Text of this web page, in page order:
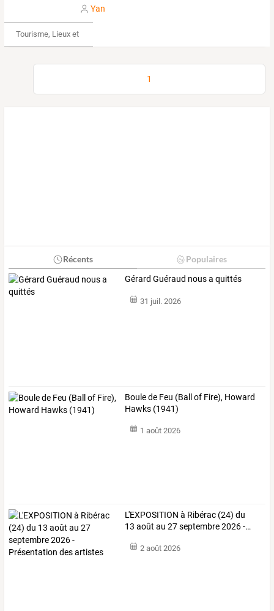
Yan
Tourisme, Lieux et Événements
1
Récents Populaires
Gérard Guéraud nous a quittés
31 juil. 2026
Boule de Feu (Ball of Fire), Howard
Hawks (1941)
1 août 2026
L'EXPOSITION à Ribérac (24) du
13 août au 27septembre2026-…
2 août 2026